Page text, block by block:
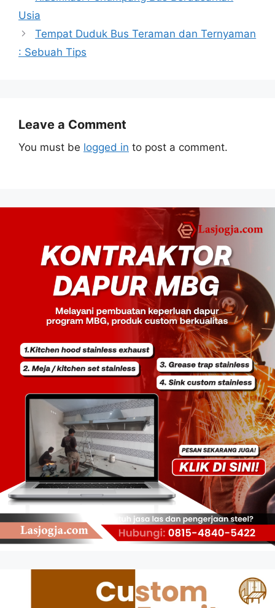
Usia
Tempat Duduk Bus Teraman dan Ternyaman
: Sebuah Tips
Leave a Comment
You must be logged in to post a comment.